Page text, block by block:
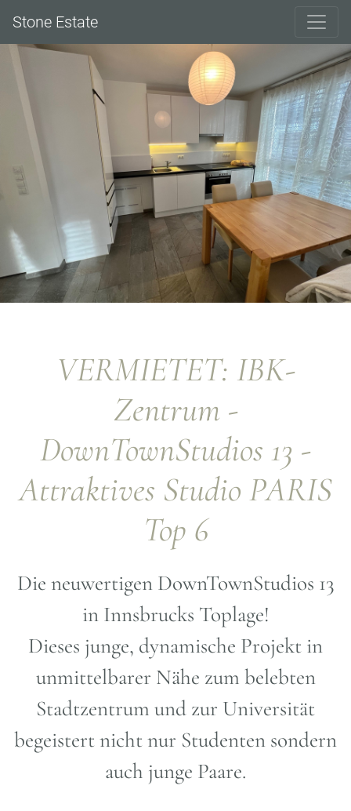
Stone Estate
VERMIETET: IBK-
Zentrum -
DownTownStudios 13 -
Attraktives Studio PARIS
Top 6
Die neuwertigen DownTownStudios 13
in Innsbrucks Toplage!
Dieses junge, dynamische Projekt in
unmittelbarer Nähe zum belebten
Stadtzentrum und zur Universität
begeistertnicht nur Studenten sondern
auch junge Paare.